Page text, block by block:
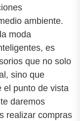
ambiente.
moda
es
que no solo
sino que
el punto de vista
daremos
realizar compras